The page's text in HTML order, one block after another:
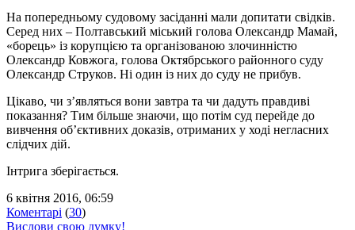
На попередньому судовому засіданні мали допитати свідків.
Серед них – Полтавський міський голова Олександр Мамай,
«борець» із корупцією та організованою злочинністю
Олександр Ковжога, голова Октябрського районного суду
Олександр Струков. Ні один із них до суду не прибув.
Цікаво, чи з’являться вони завтра та чи дадуть правдиві
показання? Тим більше знаючи, що потім суд перейде до
вивчення об’єктивних доказів, отриманих у ході негласних
слідчих дій.
Інтрига зберігається.
6 квітня 2016, 06:59
Коментарі (30)
Вислови свою думку!